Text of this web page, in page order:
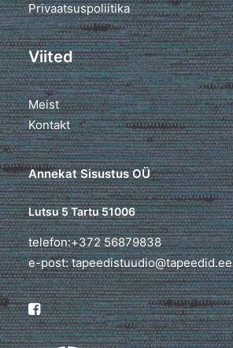
Privaatsuspoliitika
Viited
Meist
Kontakt
Annekat Sisustus OÜ
Lutsu 5 Tartu 51006
telefon:+372 56879838
e-post: tapeedistuudio@tapeedid.ee